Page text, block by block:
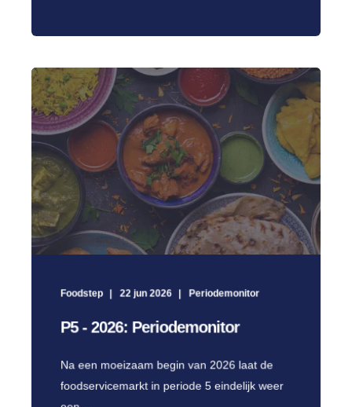
Foodstep 22 jun 2026 Periodemonitor
P5 - 2026: Periodemonitor
Na een moeizaam begin van 2026 laat de
foodservicemarkt in periode 5 eindelijk weer